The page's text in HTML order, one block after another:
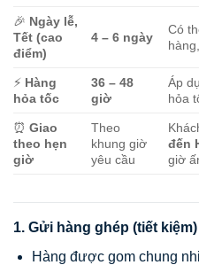
🎉 Ngày lễ,
Tết (cao
điểm)
4 – 6 ngày
Có
⚡ Hàng
hỏa tốc
36 – 48
giờ
Áp
hỏa
⏰ Giao
theo hẹn
giờ
Theo
khung giờ
yêu cầu
đến
giờ
1. Gửi hàng ghép (tiết kiệm)
Hàng được gom chung